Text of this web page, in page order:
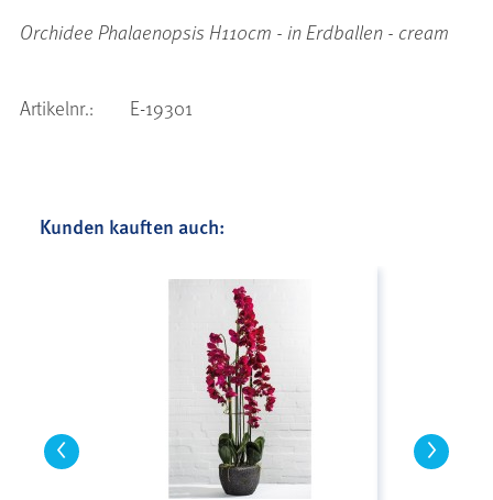
Orchidee Phalaenopsis H110cm - in Erdballen - cream
Artikelnr.: E-19301
Kunden kauften auch:
< >